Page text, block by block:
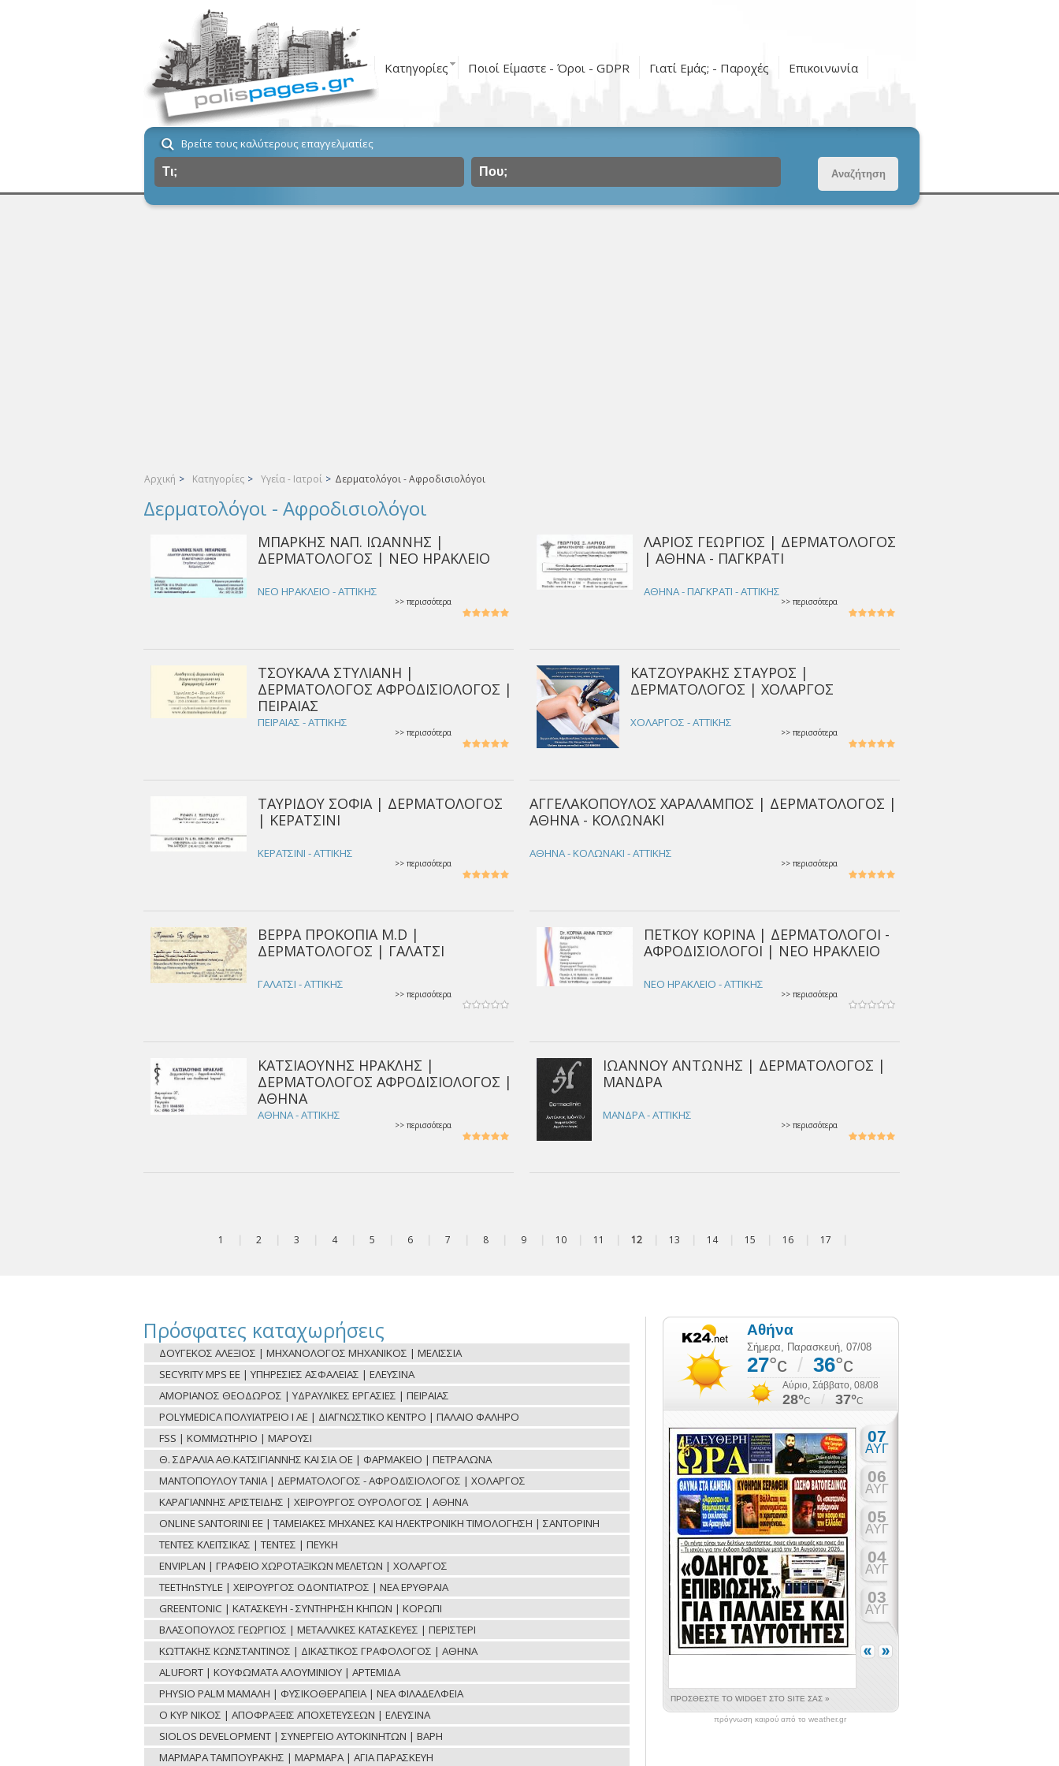
Κατηγορίες Ποιοί Είμαστε - Όροι - GDPR Γιατί Εμάς; - Παροχές Επικοινωνία
Βρείτε τους καλύτερους επαγγελματίες
Αρχική > Κατηγορίες > Υγεία - Ιατροί > Δερματολόγοι - Αφροδισιολόγοι
Δερματολόγοι - Αφροδισιολόγοι
ΜΠΑΡΚΗΣ ΝΑΠ. ΙΩΑΝΝΗΣ |
ΔΕΡΜΑΤΟΛΟΓΟΣ | ΝΕΟ ΗΡΑΚΛΕΙΟ
ΝΕΟ ΗΡΑΚΛΕΙΟ - ΑΤΤΙΚΗΣ
>> περισσότερα
ΛΑΡΙΟΣ ΓΕΩΡΓΙΟΣ | ΔΕΡΜΑΤΟΛΟΓΟΣ
| ΑΘΗΝΑ - ΠΑΓΚΡΑΤΙ
ΑΘΗΝΑ - ΠΑΓΚΡΑΤΙ - ΑΤΤΙΚΗΣ
>> περισσότερα
ΤΣΟΥΚΑΛΑ ΣΤΥΛΙΑΝΗ |
ΔΕΡΜΑΤΟΛΟΓΟΣ ΑΦΡΟΔΙΣΙΟΛΟΓΟΣ |
ΠΕΙΡΑΙΑΣ
ΠΕΙΡΑΙΑΣ - ΑΤΤΙΚΗΣ
>> περισσότερα
ΚΑΤΖΟΥΡΑΚΗΣ ΣΤΑΥΡΟΣ |
ΔΕΡΜΑΤΟΛΟΓΟΣ | ΧΟΛΑΡΓΟΣ
ΧΟΛΑΡΓΟΣ - ΑΤΤΙΚΗΣ
>> περισσότερα
ΤΑΥΡΙΔΟΥ ΣΟΦΙΑ | ΔΕΡΜΑΤΟΛΟΓΟΣ
| ΚΕΡΑΤΣΙΝΙ
ΚΕΡΑΤΣΙΝΙ - ΑΤΤΙΚΗΣ
>> περισσότερα
ΑΓΓΕΛΑΚΟΠΟΥΛΟΣ ΧΑΡΑΛΑΜΠΟΣ | ΔΕΡΜΑΤΟΛΟΓΟΣ |
ΑΘΗΝΑ - ΚΟΛΩΝΑΚΙ
ΑΘΗΝΑ - ΚΟΛΩΝΑΚΙ - ΑΤΤΙΚΗΣ
>> περισσότερα
ΒΕΡΡΑ ΠΡΟΚΟΠΙΑ M.D |
ΔΕΡΜΑΤΟΛΟΓΟΣ | ΓΑΛΑΤΣΙ
ΓΑΛΑΤΣΙ - ΑΤΤΙΚΗΣ
>> περισσότερα
ΠΕΤΚΟΥ ΚΟΡΙΝΑ | ΔΕΡΜΑΤΟΛΟΓΟΙ -
ΑΦΡΟΔΙΣΙΟΛΟΓΟΙ | ΝΕΟ ΗΡΑΚΛΕΙΟ
ΝΕΟ ΗΡΑΚΛΕΙΟ - ΑΤΤΙΚΗΣ
>> περισσότερα
ΚΑΤΣΙΑΟΥΝΗΣ ΗΡΑΚΛΗΣ |
ΔΕΡΜΑΤΟΛΟΓΟΣ ΑΦΡΟΔΙΣΙΟΛΟΓΟΣ |
ΑΘΗΝΑ
ΑΘΗΝΑ - ΑΤΤΙΚΗΣ
>> περισσότερα
ΙΩΑΝΝΟΥ ΑΝΤΩΝΗΣ | ΔΕΡΜΑΤΟΛΟΓΟΣ |
ΜΑΝΔΡΑ
ΜΑΝΔΡΑ - ΑΤΤΙΚΗΣ
>> περισσότερα
1 2 3 4 5 6 7 8 9 10 11 12 13 14 15 16 17
Πρόσφατες καταχωρήσεις
ΔΟΥΓΕΚΟΣ ΑΛΕΞΙΟΣ | ΜΗΧΑΝΟΛΟΓΟΣ ΜΗΧΑΝΙΚΟΣ | ΜΕΛΙΣΣΙΑ
SECYRITY MPS ΕΕ | ΥΠΗΡΕΣΙΕΣ ΑΣΦΑΛΕΙΑΣ | ΕΛΕΥΣΙΝΑ
ΑΜΟΡΙΑΝΟΣ ΘΕΟΔΩΡΟΣ | ΥΔΡΑΥΛΙΚΕΣ ΕΡΓΑΣΙΕΣ | ΠΕΙΡΑΙΑΣ
POLYMEDICA ΠΟΛΥΪΑΤΡΕΙΟ Ι ΑΕ | ΔΙΑΓΝΩΣΤΙΚΟ ΚΕΝΤΡΟ | ΠΑΛΑΙΟ ΦΑΛΗΡΟ
FSS | ΚΟΜΜΩΤΗΡΙΟ | ΜΑΡΟΥΣΙ
Θ. ΣΔΡΑΛΙΑ ΑΘ.ΚΑΤΣΙΓΙΑΝΝΗΣ ΚΑΙ ΣΙΑ ΟΕ | ΦΑΡΜΑΚΕΙΟ | ΠΕΤΡΑΛΩΝΑ
ΜΑΝΤΟΠΟΥΛΟΥ ΤΑΝΙΑ | ΔΕΡΜΑΤΟΛΟΓΟΣ - ΑΦΡΟΔΙΣΙΟΛΟΓΟΣ | ΧΟΛΑΡΓΟΣ
ΚΑΡΑΓΙΑΝΝΗΣ ΑΡΙΣΤΕΙΔΗΣ | ΧΕΙΡΟΥΡΓΟΣ ΟΥΡΟΛΟΓΟΣ | ΑΘΗΝΑ
ONLINE SANTORINI ΕΕ | ΤΑΜΕΙΑΚΕΣ ΜΗΧΑΝΕΣ ΚΑΙ ΗΛΕΚΤΡΟΝΙΚΗ ΤΙΜΟΛΟΓΗΣΗ | ΣΑΝΤΟΡΙΝΗ
ΤΕΝΤΕΣ ΚΛΕΙΤΣΙΚΑΣ | ΤΕΝΤΕΣ | ΠΕΥΚΗ
ENVIPLAN | ΓΡΑΦΕΙΟ ΧΩΡΟΤΑΞΙΚΩΝ ΜΕΛΕΤΩΝ | ΧΟΛΑΡΓΟΣ
TEETHnSTYLE | ΧΕΙΡΟΥΡΓΟΣ ΟΔΟΝΤΙΑΤΡΟΣ | ΝΕΑ ΕΡΥΘΡΑΙΑ
GREENTONIC | ΚΑΤΑΣΚΕΥΗ - ΣΥΝΤΗΡΗΣΗ ΚΗΠΩΝ | ΚΟΡΩΠΙ
ΒΛΑΣΟΠΟΥΛΟΣ ΓΕΩΡΓΙΟΣ | ΜΕΤΑΛΛΙΚΕΣ ΚΑΤΑΣΚΕΥΕΣ | ΠΕΡΙΣΤΕΡΙ
ΚΩΤΤΑΚΗΣ ΚΩΝΣΤΑΝΤΙΝΟΣ | ΔΙΚΑΣΤΙΚΟΣ ΓΡΑΦΟΛΟΓΟΣ | ΑΘΗΝΑ
ALUFORT | ΚΟΥΦΩΜΑΤΑ ΑΛΟΥΜΙΝΙΟΥ | ΑΡΤΕΜΙΔΑ
PHYSIO PALM ΜΑΜΑΛΗ | ΦΥΣΙΚΟΘΕΡΑΠΕΙΑ | ΝΕΑ ΦΙΛΑΔΕΛΦΕΙΑ
Ο ΚΥΡ ΝΙΚΟΣ | ΑΠΟΦΡΑΞΕΙΣ ΑΠΟΧΕΤΕΥΣΕΩΝ | ΕΛΕΥΣΙΝΑ
SIOLOS DEVELOPMENT | ΣΥΝΕΡΓΕΙΟ ΑΥΤΟΚΙΝΗΤΩΝ | ΒΑΡΗ
ΜΑΡΜΑΡΑ ΤΑΜΠΟΥΡΑΚΗΣ | ΜΑΡΜΑΡΑ | ΑΓΙΑ ΠΑΡΑΣΚΕΥΗ
πρόγνωση καιρού από το weather.gr